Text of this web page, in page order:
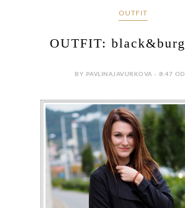
OUTFIT
OUTFIT:
BY PAVLINAJAVURKOVA - 8:47